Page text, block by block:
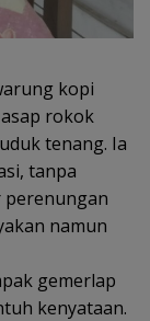
kopi
rokok
tenang. Ia
tanpa
perenungan
namun
gemerlap
kenyataan.